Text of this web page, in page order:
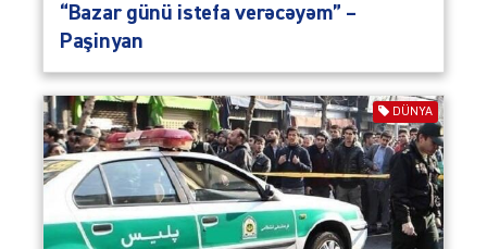
“Bazar günü istefa verəcəyəm” –
Paşinyan
DÜNYA